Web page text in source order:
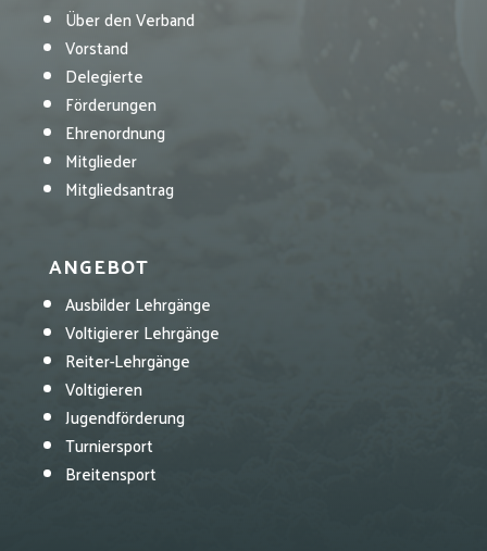
Über den Verband
Vorstand
Delegierte
Förderungen
Ehrenordnung
Mitglieder
Mitgliedsantrag
ANGEBOT
Ausbilder Lehrgänge
Voltigierer Lehrgänge
Reiter-Lehrgänge
Voltigieren
Jugendförderung
Turniersport
Breitensport